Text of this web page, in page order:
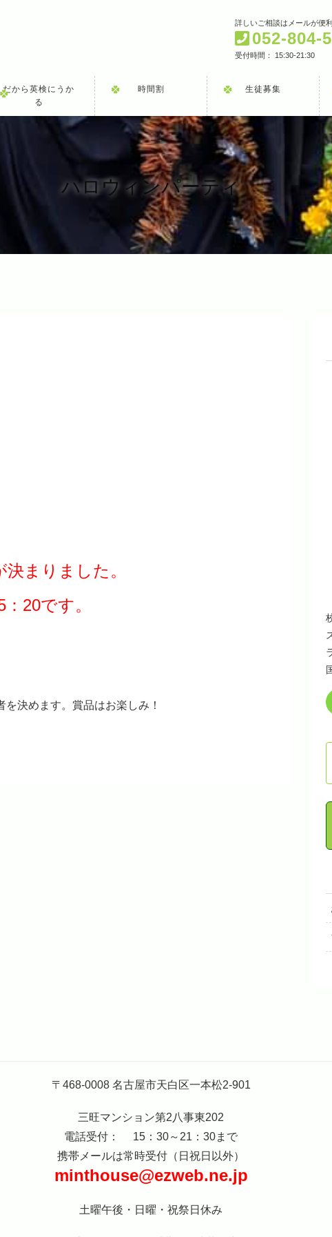
詳しいご相談はメールが便
052-804-
受付時間： 15:30-21:30
だから英検にうか
る
時間割 生徒募集
ハロウィンパーティ
まりました。
20です。
決めます。賞品はお楽しみ！
〒468-0008 名古屋市天白区一本松2-901
三旺マンション第2八事東202
電話受付： 15：30～21：30まで
携帯メールは常時受付（日祝日以外）
minthouse@ezweb.ne.jp
土曜午後・日曜・祝祭日休み